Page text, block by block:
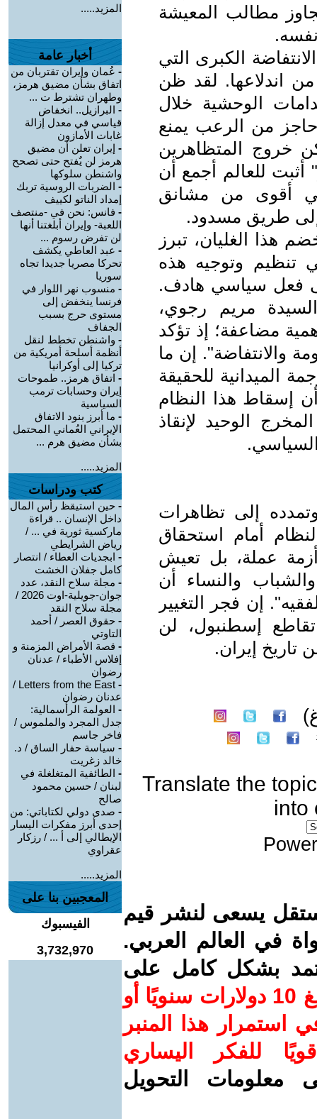
مطالب المعيشة
الكبرى التي
اندلاعها. لقد ظن
الوحشية خلال
من الرعب يمنع
خروج المتظاهرين
أثبت للعالم أجمع أن
أقوى من مشانق
طريق مسدود.
هذا الغليان، تبرز
تنظيم وتوجيه هذه
فعل سياسي هادف.
مريم رجوي،
مضاعفة؛ إذ تؤكد
والانتفاضة". إن ما
الميدانية للحقيقة
إسقاط هذا النظام
الوحيد لإنقاذ
السياسي.
إلى تظاهرات
أمام استحقاق
عملة، بل تعيش
والنساء أن
إن فجر التغيير
إسطنبول، لن
تاريخ إيران.
Translate the topic
into
يسعى لنشر قيم
في العالم العربي.
بشكل كامل على
ساهم/ي معنا! بدعمكم بمبلغ 10 دولارات سنويًا أو
استمرار هذا المنبر
للفكر اليساري
معلومات التحويل
المزيد.....
أخبار عامة
- عُمان وإيران تقتربان من
اتفاق بشأن مضيق هرمز،
وطهران تشترط ت ...
- البرازيل.. انخفاض
قياسي في معدل إزالة
غابات الأمازون
- إيران تعلن أن مضيق
هرمز لن يٌفتح حتى تصحح
واشنطن سلوكها
- الضربات الروسية تربك
إمداد الناتو لكييف
- فانس: نحن في -منتصف
اللعبة- وإيران أبلغتنا أنها
لن تفرض رسوم ...
- عبد العاطي يكشف
تحركا مصريا جديدا تجاه
سوريا
- منسوب نهر اللوار في
فرنسا ينخفض إلى
مستوى حرج بسبب
الجفاف
- واشنطن تخطط لنقل
أنظمة أسلحة أمريكية من
تركيا إلى أوكرانيا
- اتفاق هرمز.. طموحات
إيران وحسابات ترمب
السياسية
- ما أبرز بنود الاتفاق
الإيراني العُماني المحتمل
بشأن مضيق هرم ...
المزيد.....
كتب ودراسات
- حين استيقظ رأس المال
داخل الإنسان .. قراءة
ماركسية ثورية في ... /
رياض الشرايطي
- ابجديات العطاء / انتصار
كامل جفلان الخشت
- مجلة سلاح النقد، عدد
جوان-جويلية-اوت 2026 /
مجلة سلاح النقد
- حقوق العصر / أحمد
التاوتي
- قصة الأمراض المزمنة و
إفلاس الأطباء / عدنان
رضوان
-
Letters from the East /
عدنان رضوان
- العولمة الرأسمالية:
جدل المجرد والملموس /
فاخر جاسم
- سياسة حفار الساق / د.
خالد زغريت
- الطائفية المتغلغلة في
لبنان / حسين محمود
صالح
- صدى دولي لكتاباتي: من
إحدى أبرز مفكرات اليسار
الإيطالي إلى أ ... / رزكار
عقراوي
المزيد.....
المعجبين بنا على
الفيسبوك
3,732,970